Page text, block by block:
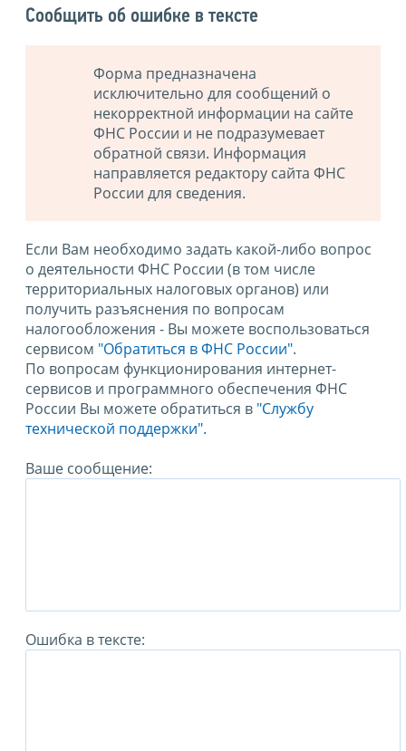
Сообщить об ошибке в тексте
Форма предназначена
исключительно для сообщений о
некорректной информации на сайте
ФНС России и не подразумевает
обратной связи. Информация
направляется редактору сайта ФНС
России для сведения.
Если Вам необходимо задать какой-либо вопрос
о деятельности ФНС России (в том числе
территориальных налоговых органов) или
получить разъяснения по вопросам
налогообложения - Вы можете воспользоваться
сервисом "Обратиться в ФНС России".
По вопросам функционирования интернет-
сервисов и программного обеспечения ФНС
России Вы можете обратиться в "Службу
технической поддержки".
Ваше сообщение:
Ошибка в тексте: